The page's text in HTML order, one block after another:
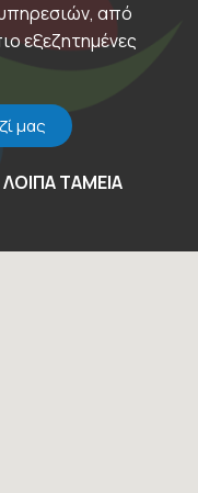
από
εξεζητημένες
μας
ΤΑΜΕΙΑ